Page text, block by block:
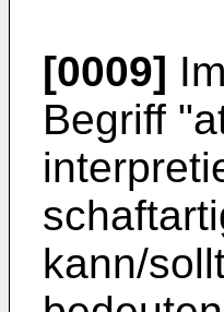
[0009]
Begriff
kann/